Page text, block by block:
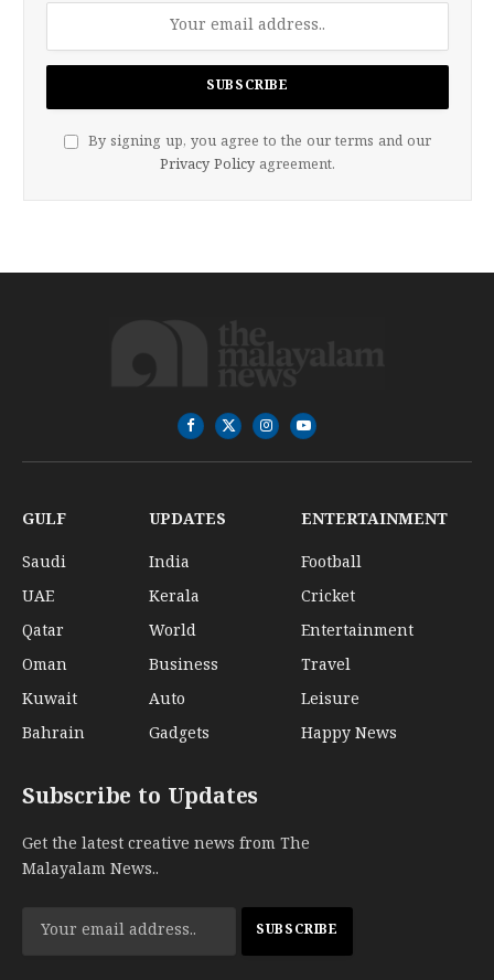
By signing up, you agree to the our terms and our
Privacy Policy agreement.
Facebook
X
(Twitter)
InstagramYouTube
GULF
Saudi
UAE
Qatar
Oman
Kuwait
Bahrain
UPDATES
India
Kerala
World
Business
Auto
Gadgets
ENTERTAINMENT
Football
Cricket
Entertainment
Travel
Leisure
Happy News
Subscribe to Updates
Get the latest creative news from The
Malayalam News..